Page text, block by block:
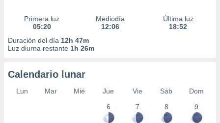
Primera luz
05:20
Mediodía
12:06
Última luz
18:52
Duración del día 12h 47m
Luz diurna restante 1h 26m
Calendario lunar
Lun Mar Mié Jue Vie Sáb
Dom
6
7 8 9